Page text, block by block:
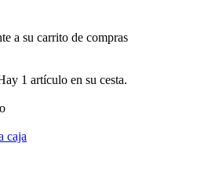
a su carrito de compras
1 artículo en su cesta.
caja